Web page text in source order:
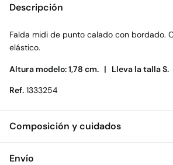
Descripción
Falda midi de punto calado con bordado.
elástico.
Altura modelo: 1,78 cm. | Lleva la talla S.
Ref. 1333254
Composición y cuidados
Composición
Envío